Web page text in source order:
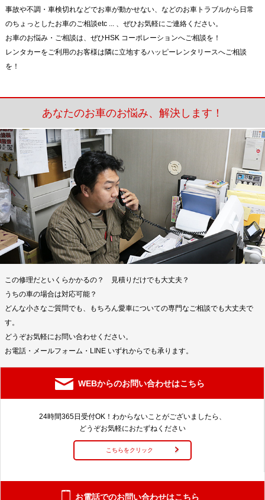
事故や不調・車検切れなどでお車が動かせない、などのお車トラブルから日常
のちょっとしたお車のご相談etc ... 、ぜひお気軽にご連絡ください。
お車のお悩み・ご相談は、ぜひHSK コーポレーションへご相談を！
レンタカーをご利用のお客様は隣に立地するハッピーレンタリースへご相談
を！
あなたのお車のお悩み、解決します！
この修理だといくらかかるの？ 見積りだけでも大丈夫？
うちの車の場合は対応可能？
どんな小さなご質問でも、もちろん愛車についての専門なご相談でも大丈夫で
す。
どうぞお気軽にお問い合わせください。
お電話・メールフォーム・LINE いずれからでも承ります。
WEBからのお問い合わせはこちら
24時間365日受付OK！わからないことがございましたら、
どうぞお気軽におたずねください
こちらをクリック
お電話でのお問い合わせはこちら